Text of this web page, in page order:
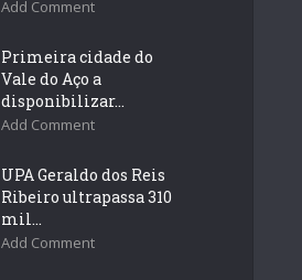
Add Comment
Primeira cidade do
Vale do Aço a
disponibilizar...
Add Comment
UPA Geraldo dos Reis
Ribeiro ultrapassa 310
mil...
Add Comment